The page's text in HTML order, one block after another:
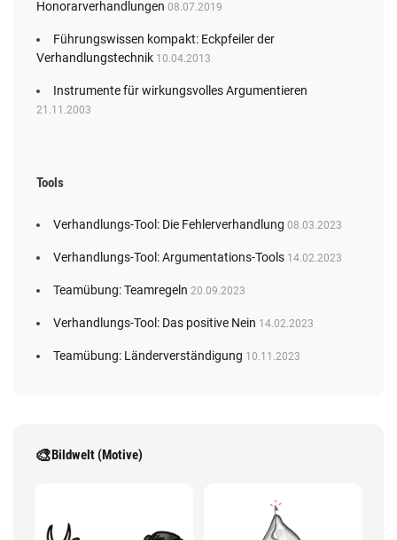
Honorarverhandlungen 08.07.2019
Führungswissen kompakt: Eckpfeiler der
Verhandlungstechnik 10.04.2013
Instrumente für wirkungsvolles Argumentieren
21.11.2003
Tools
Verhandlungs-Tool: Die Fehlerverhandlung 08.03.2023
Verhandlungs-Tool: Argumentations-Tools 14.02.2023
Teamübung: Teamregeln 20.09.2023
Verhandlungs-Tool: Das positive Nein 14.02.2023
Teamübung: Länderverständigung 10.11.2023
🎨 Bildwelt (Motive)